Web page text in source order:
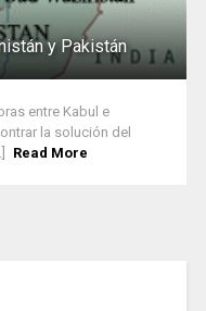
y Pakistán
entre Kabul e
la solución del
Read More